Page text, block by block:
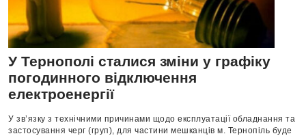
У Тернополі сталися зміни у графіку
погодинного відключення
електроенергії
У зв’язку з технічними причинами щодо експлуатації обладнання та
застосування черг (груп), для частини мешканців м. Тернопіль буде